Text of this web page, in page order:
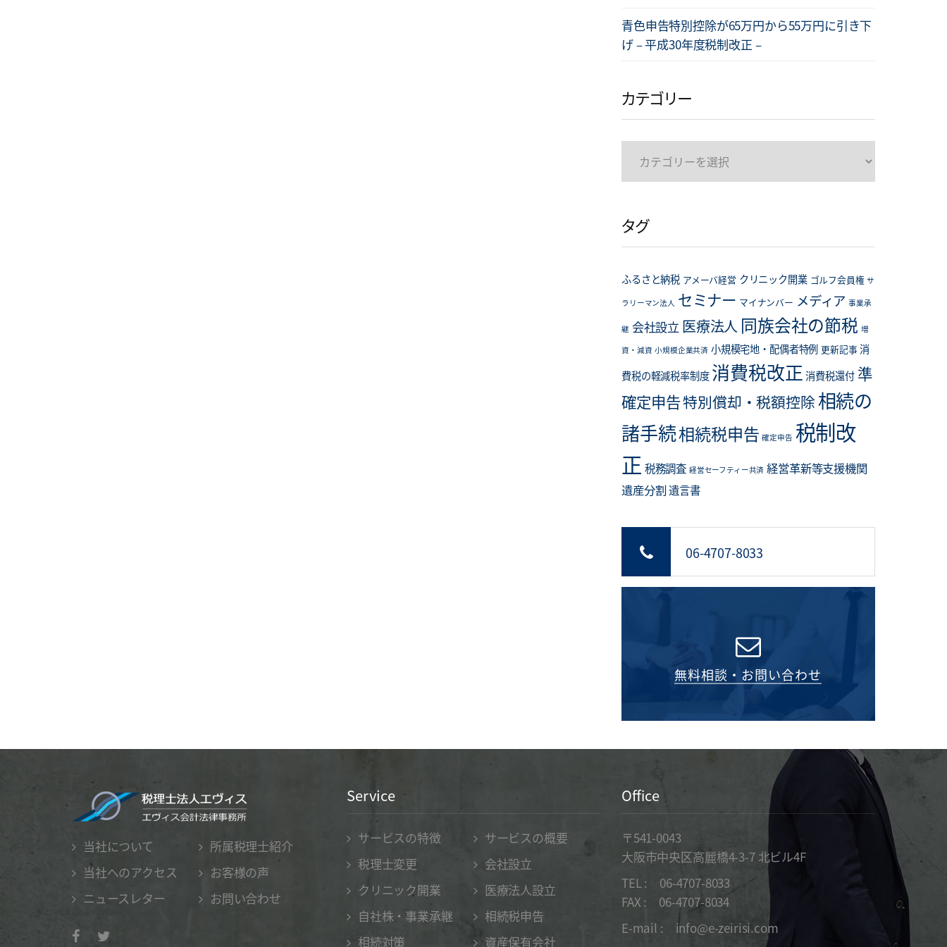
青色申告特別控除が65万円から55万円に引き下
げ – 平成30年度税制改正 –
カテゴリー
ー
タグ
ふるさと納税 アメーバ経営 クリニック開業 ゴルフ会員権 サ
ラリーマン法人 セミナー マイナンバー メディア 事業承
継 会社設立 医療法人 同族会社の節税 増
資・減資 小規模企業共済 小規模宅地・配偶者特例 更新記事 消
費税の軽減税率制度 消費税改正 消費税還付 準
確定申告特別償却・税額控除相続の
諸手続相続税申告 確定申告 税制改
正 税務調査 経営セーフティー共済 経営革新等支援機関
遺産分割遺言書
06-4707-8033
無料相談・お問い合わせ
当社について
所属税理士紹介
当社へのアクセス
お客様の声
ニュースレター
お問い合わせ
Service
サービスの特徴
サービスの概要
税理士変更
会社設立
クリニック開業
医療法人設立
自社株・事業承継
相続税申告
相続対策
資産保有会社
Office
〒541-0043
大阪市中央区高麗橋4-3-7 北ビル4F
TEL : 06-4707-8033
FAX : 06-4707-8034
E-mail : info@e-zeirisi.com